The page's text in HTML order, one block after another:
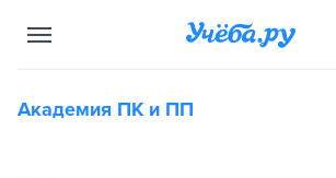
Академия ПК и ПП